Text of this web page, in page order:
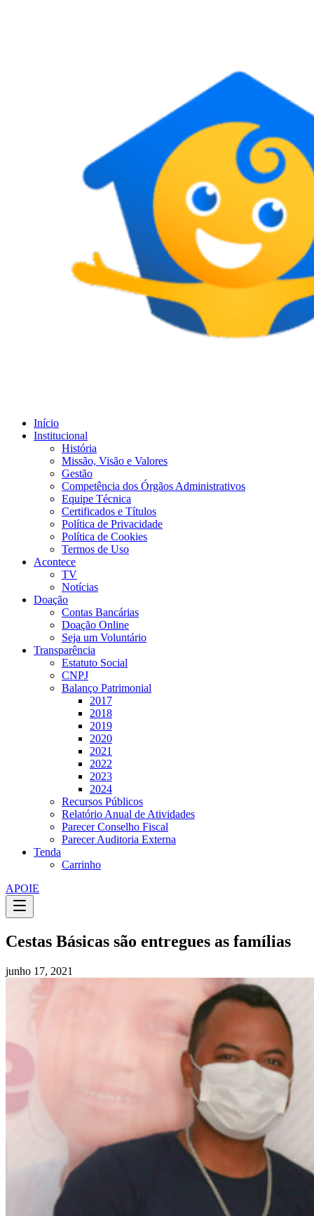
Início
Institucional
História
Missão, Visão e Valores
Gestão
Competência dos Órgãos Administrativos
Equipe Técnica
Certificados e Títulos
Política de Privacidade
Política de Cookies
Termos de Uso
Acontece
TV
Notícias
Doação
Contas Bancárias
Doação Online
Seja um Voluntário
Transparência
Estatuto Social
CNPJ
Balanço Patrimonial
2017
2018
2019
2020
2021
2022
2023
2024
Recursos Públicos
Relatório Anual de Atividades
Parecer Conselho Fiscal
Parecer Auditoria Externa
Tenda
Carrinho
APOIE
Cestas Básicas são entregues as famílias
junho 17, 2021